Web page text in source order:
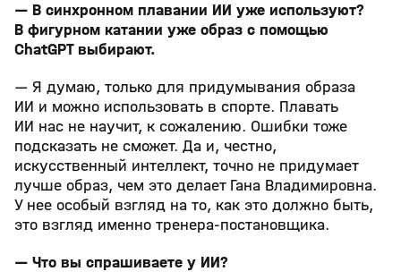
— В синхронном плавании ИИ уже используют?
В фигурном катании уже образ с помощью
ChatGPT выбирают.
— Я думаю, только для придумывания образа
ИИ и можно использовать в спорте. Плавать
ИИ нас не научит, к сожалению. Ошибки тоже
подсказать не сможет. Да и, честно,
искусственный интеллект, точно не придумает
лучше образ, чем это делает Гана Владимировна.
У нее особый взгляд на то, как это должно быть,
это взгляд именно тренера-постановщика.
— Что вы спрашиваете у ИИ?